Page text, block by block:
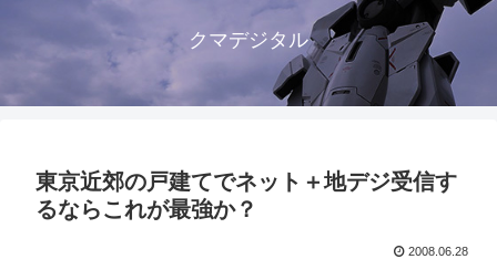
クマデジタル
東京近郊の戸建てでネット＋地デジ受信す
るならこれが最強か？
2008.06.28